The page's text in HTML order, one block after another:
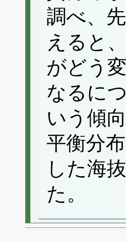
調べ、
えると
がどう
なるに
いう傾
平衡分
した海
た。